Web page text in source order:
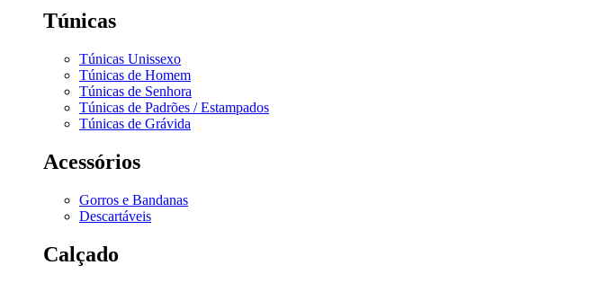
Túnicas
Túnicas Unissexo
Túnicas de Homem
Túnicas de Senhora
Túnicas de Padrões / Estampados
Túnicas de Grávida
Acessórios
Gorros e Bandanas
Descartáveis
Calçado